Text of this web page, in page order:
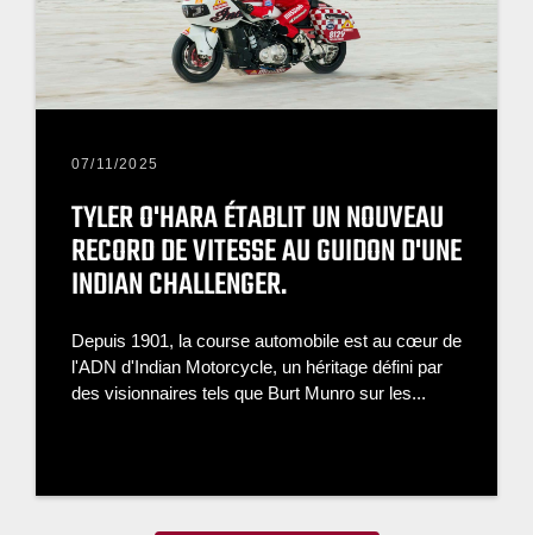
07/11/2025
TYLER O'HARA ÉTABLIT UN NOUVEAU
RECORD DE VITESSE AU GUIDON D'UNE
INDIAN CHALLENGER.
Depuis 1901, la course automobile est au cœur de
l'ADN d'Indian Motorcycle, un héritage défini par
des visionnaires tels que Burt Munro sur les...